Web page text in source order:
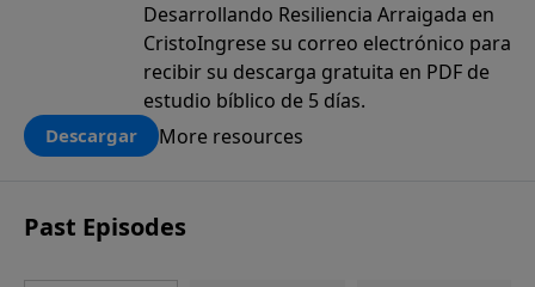
Desarrollando Resiliencia Arraigada en
CristoIngrese su correo electrónico para
recibir su descarga gratuita en PDF de
estudio bíblico de 5 días.
Descargar More resources
Past Episodes